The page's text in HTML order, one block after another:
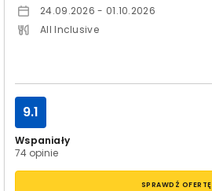
24.09.2026 - 01.10.2026
All Inclusive
Wspaniały
74 opinie
9.1
SPRAWDŹ OFERTĘ